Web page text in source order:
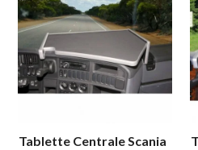
Tablette Centrale Scania